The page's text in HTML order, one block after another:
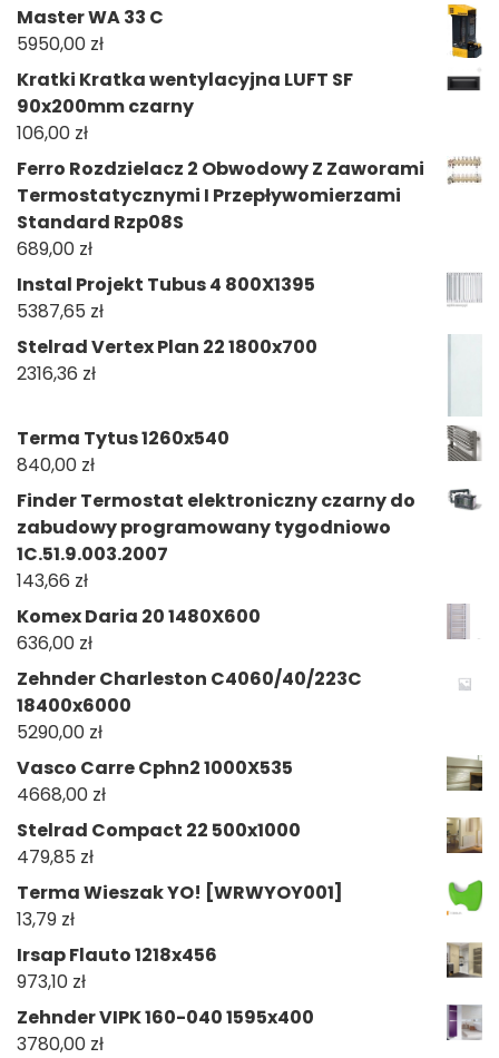
Master WA 33 C
5950,00 zł
Kratki Kratka wentylacyjna LUFT SF
90x200mm czarny
106,00 zł
Ferro Rozdzielacz 2 Obwodowy Z Zaworami
Termostatycznymi I Przepływomierzami
Standard Rzp08S
689,00 zł
Instal Projekt Tubus 4 800X1395
5387,65 zł
Stelrad Vertex Plan 22 1800x700
2316,36 zł
Terma Tytus 1260x540
840,00 zł
Finder Termostat elektroniczny czarny do
zabudowy programowany tygodniowo
1C.51.9.003.2007
143,66 zł
Komex Daria 20 1480X600
636,00 zł
Zehnder Charleston C4060/40/223C
18400x6000
5290,00 zł
Vasco Carre Cphn2 1000X535
4668,00 zł
Stelrad Compact 22 500x1000
479,85 zł
Terma Wieszak YO! [WRWYOY001]
13,79 zł
Irsap Flauto 1218x456
973,10 zł
Zehnder VIPK 160-040 1595x400
3780,00 zł